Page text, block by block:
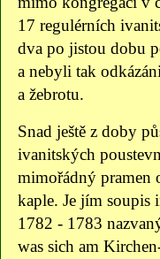
17 regulérních
dva po jistou dobu
a nebyli tak
a žebrotu.
Snad ještě z doby
ivanitských
mimořádný pramen
kaple. Je jím soupis
1782 - 1783
was sich am